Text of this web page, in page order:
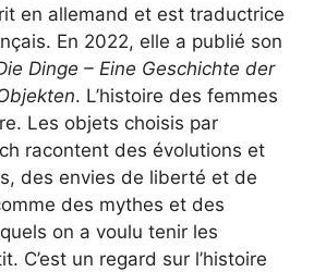
en allemand et est traductrice
En 2022, elle a publié son
Dinge – Eine Geschichte der
. L’histoire des femmes
Les objets choisis par
racontent des évolutions et
des envies de liberté et de
des mythes et des
on a voulu tenir les
C’est un regard sur l’histoire